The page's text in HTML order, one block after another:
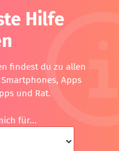
Hilfe
findest du zu allen
Apps
und Rat.
für...